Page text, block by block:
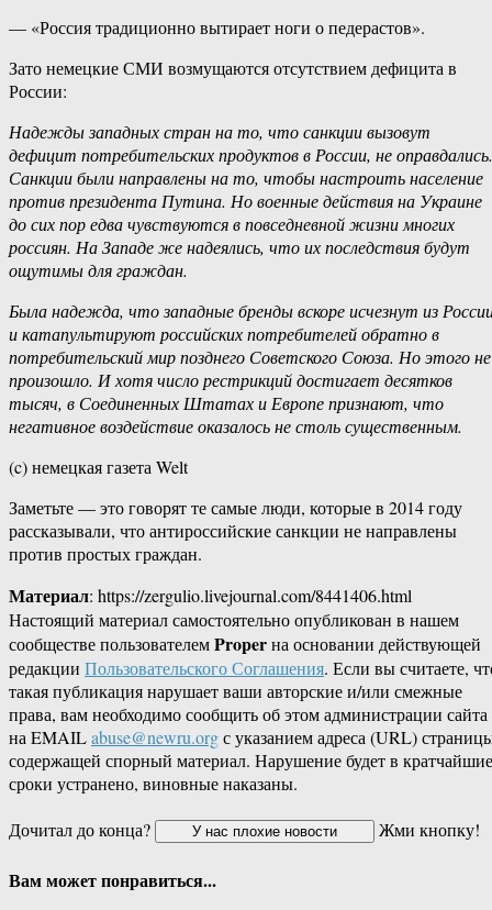
— «Россия традиционно вытирает ноги о педерастов».
Зато немецкие СМИ возмущаются отсутствием дефицита в
России:
Надежды западных стран на то, что санкции вызовут
дефицит потребительских продуктов в России, не оправдались.
Санкции были направлены на то, чтобы настроить население
против президента Путина. Но военные действия на Украине
до сих пор едва чувствуются в повседневной жизни многих
россиян. На Западе же надеялись, что их последствия будут
ощутимы для граждан.
Была надежда, что западные бренды вскоре исчезнут из
и катапультируют российских потребителей обратно в
потребительский мир позднего Советского Союза. Но этого не
произошло. И хотя число рестрикций достигает десятков
тысяч, в Соединенных Штатах и Европе признают, что
негативное воздействие оказалось не столь существенным.
(c) немецкая газета Welt
Заметьте — это говорят те самые люди, которые в 2014 году
рассказывали, что антироссийские санкции не направлены
против простых граждан.
Материал: https://zergulio.livejournal.com/8441406.html
Настоящий материал самостоятельно опубликован в нашем
сообществе пользователемProperна основании действующей
редакции Пользовательского Соглашения. Если вы считаете,
такая публикация нарушает ваши авторские и/или смежные
права, вам необходимо сообщить об этом администрации сайта
на EMAILabuse@newru.orgс указанием адреса (URL)
содержащей спорный материал. Нарушение будет в кратчайшие
сроки устранено, виновные наказаны.
Дочитал до конца?
Жми кнопку!
Вам может понравиться...